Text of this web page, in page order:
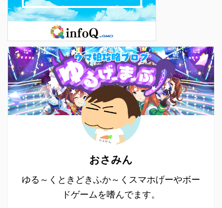
おさみん
ゆる～くときどきふか～くスマホげーやボー
ドゲームを嗜んでます。